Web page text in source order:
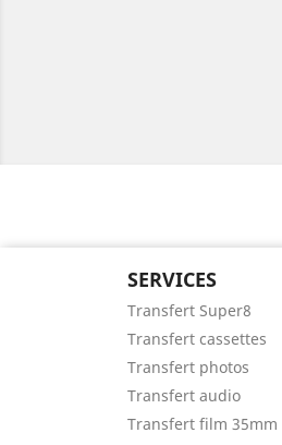
SERVICES
Transfert Super8
Transfert cassettes
Transfert photos
Transfert audio
Transfert film 35mm